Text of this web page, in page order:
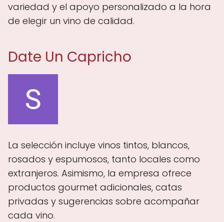
variedad y el apoyo personalizado a la hora
de elegir un vino de calidad.
Date Un Capricho
La selección incluye vinos tintos, blancos,
rosados y espumosos, tanto locales como
extranjeros. Asimismo, la empresa ofrece
productos gourmet adicionales, catas
privadas y sugerencias sobre acompañar
cada vino.